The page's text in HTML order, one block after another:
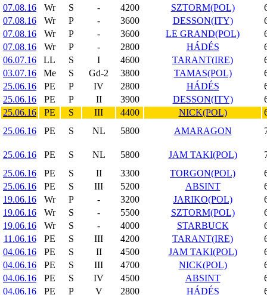
07.08.16
Wr S - 4200 SZTORM(POL)
07.08.16
Wr P - 3600 DESSON(ITY)
07.08.16
Wr P - 3600 LE GRAND(POL)
07.08.16
Wr P - 2800 HÁDÉS
06.07.16
LL S I 4600 TARANT(IRE)
03.07.16
Me S Gd-2 3800 TAMAS(POL)
25.06.16
PE P IV 2800 HÁDÉS
25.06.16
PE P II 3900 DESSON(ITY)
25.06.16
PE S III 4400 NICK(POL)
25.06.16
PE S NL 5800 AMARAGON
25.06.16 PE S NL 5800 JAM TAKI(POL)
25.06.16
PE S II 3300 TORGON(POL)
25.06.16
PE S III 5200 ABSINT
19.06.16
Wr P - 3200 JARIKO(POL)
19.06.16
Wr S - 5500 SZTORM(POL)
19.06.16
Wr S - 4000 STARBUCK
11.06.16
PE S III 4200 TARANT(IRE)
04.06.16
PE S II 4500 JAM TAKI(POL)
04.06.16
PE S III 4700 NICK(POL)
04.06.16
PE S IV 4500 ABSINT
04.06.16
PE P V 2800 HÁDÉS